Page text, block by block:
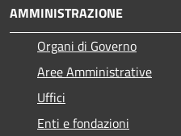
AMMINISTRAZIONE
Organi di Governo
Aree Amministrative
Uffici
Enti e fondazioni